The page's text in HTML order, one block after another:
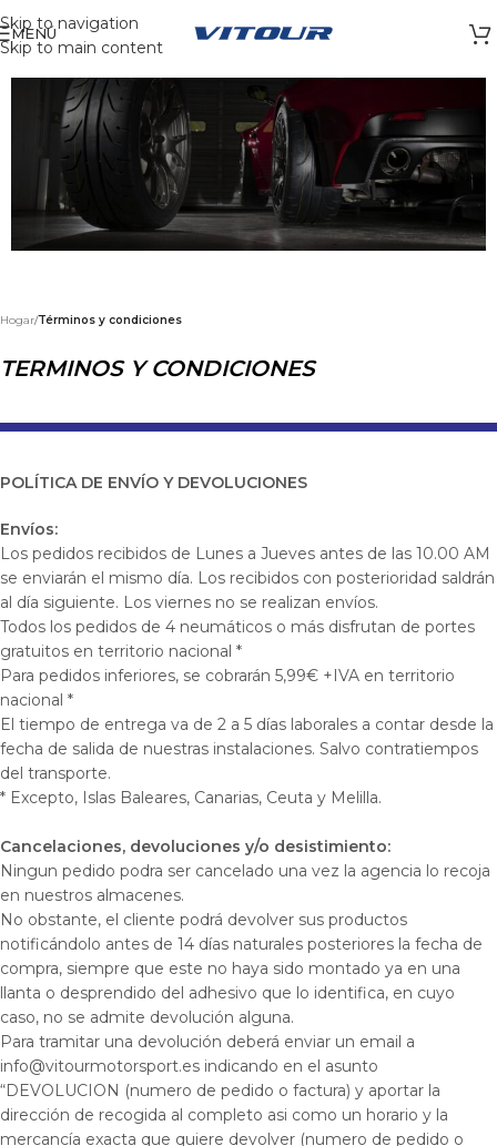
Skip to navigation
Skip to main content
MENÚ
Hogar/Términos y condiciones
TERMINOS Y CONDICIONES
POLÍTICA DE ENVÍO Y DEVOLUCIONES
Envíos:
Los pedidos recibidos de Lunes a Jueves antes de las 10.00 AM
se enviarán el mismo día. Los recibidos con posterioridad saldrán
al día siguiente. Los viernes no se realizan envíos.
Todos los pedidos de 4 neumáticos o más disfrutan de portes
gratuitos en territorio nacional *
Para pedidos inferiores, se cobrarán 5,99€ +IVA en territorio
nacional *
El tiempo de entrega va de 2 a 5 días laborales a contar desde la
fecha de salida de nuestras instalaciones. Salvo contratiempos
del transporte.
* Excepto, Islas Baleares, Canarias, Ceuta y Melilla.
Cancelaciones, devoluciones y/o desistimiento:
Ningun pedido podra ser cancelado una vez la agencia lo recoja
en nuestros almacenes.
No obstante, el cliente podrá devolver sus productos
notificándolo antes de 14 días naturales posteriores la fecha de
compra, siempre que este no haya sido montado ya en una
llanta o desprendido del adhesivo que lo identifica, en cuyo
caso, no se admite devolución alguna.
Para tramitar una devolución deberá enviar un email a
info@vitourmotorsport.es indicando en el asunto
“DEVOLUCION (numero de pedido o factura) y aportar la
dirección de recogida al completo asi como un horario y la
mercancía exacta que quiere devolver (numero de pedido o